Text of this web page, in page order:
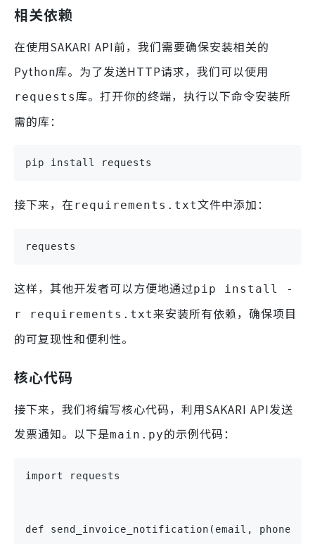
相关依赖
在使用SAKARI API前，我们需要确保安装相关的
Python库。为了发送HTTP请求，我们可以使用
requests 库。打开你的终端，执行以下命令安装所
需的库：
pip install requests
接下来，在 requirements.txt文件中添加：
requests
这样，其他开发者可以方便地通过pip install -
r requirements.txt来安装所有依赖，确保项目
的可复现性和便利性。
核心代码
接下来，我们将编写核心代码，利用SAKARI API发送
发票通知。以下是main.py的示例代码：
import requests
def send_invoice_notification(email, phone,